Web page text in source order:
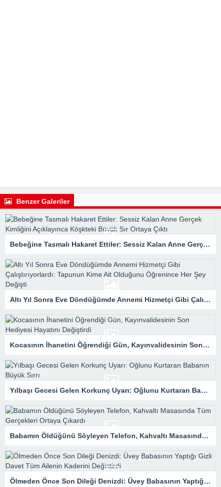
Benzer Galeriler
Bebeğine Tasmalı Hakaret Ettiler: Sessiz Kalan Anne Gerçek Kimliğini Açıklayınca Köşkteki Büyük Sır Ortaya Çıktı
Altı Yıl Sonra Eve Döndüğümde Annemi Hizmetçi Gibi Çalıştırıyorlardı: Tapunun Kime Ait Olduğunu Öğrenince Her Şey Değişti
Kocasının İhanetini Öğrendiği Gün, Kayınvalidesinin Son Hediyesi Hayatını Değiştirdi
Yılbaşı Gecesi Gelen Korkunç Uyarı: Oğlunu Kurtaran Babanın Büyük Sırrı
Babamın Öldüğünü Söyleyen Telefon, Kahvaltı Masasında Tüm Gerçekleri Ortaya Çıkardı
Ölmeden Önce Son Dileği Denizdi: Üvey Babasının Yaptığı Gizli Davet Tüm Ailenin Kaderini Değiştirdi